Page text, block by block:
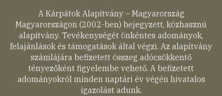
A Kárpátok Alapítvány – Magyarország
Magyarországon (2002-ben) bejegyzett, közhasznú
alapítvány. Tevékenységét önkéntes adományok,
felajánlások és támogatások által végzi. Az alapítvány
számlájára befizetett összeg adócsökkentő
tényezőként figyelembe vehető. A befizetett
adományokról minden naptári év végén hivatalos
igazolást adunk.